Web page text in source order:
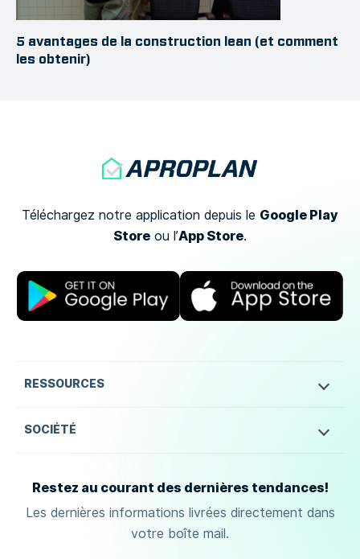
5 avantages de la construction lean (et comment
les obtenir)
Téléchargez notre application depuis le Google Play
Store ou l’App Store.
RESSOURCES
SOCIÉTÉ
Restez au courant des dernières tendances!
Les dernières informations livrées directement dans
votre boîte mail.